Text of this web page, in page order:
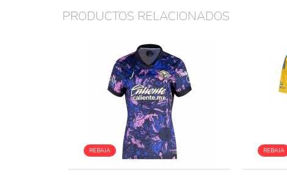
PRODUCTOS RELACIONADOS
REBAJA REBAJA